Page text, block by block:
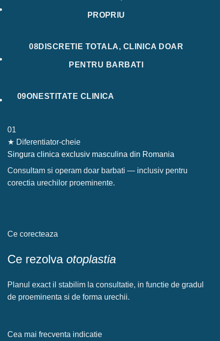
PROPRIU
08DISCRETIE TOTALA, CLINICA DOAR
PENTRU BARBATI
09ONESTITATE CLINICA
01
★ Diferentiator-cheie
Singura clinica exclusiv masculina din Romania
Consultam si operam doar barbati — inclusiv pentru
corectia urechilor proeminente.
Ce corecteaza
Ce rezolva otoplastia
Planul exact il stabilim la consultatie, in functie de gradul
de proeminenta si de forma urechii.
Cea mai frecventa indicatie